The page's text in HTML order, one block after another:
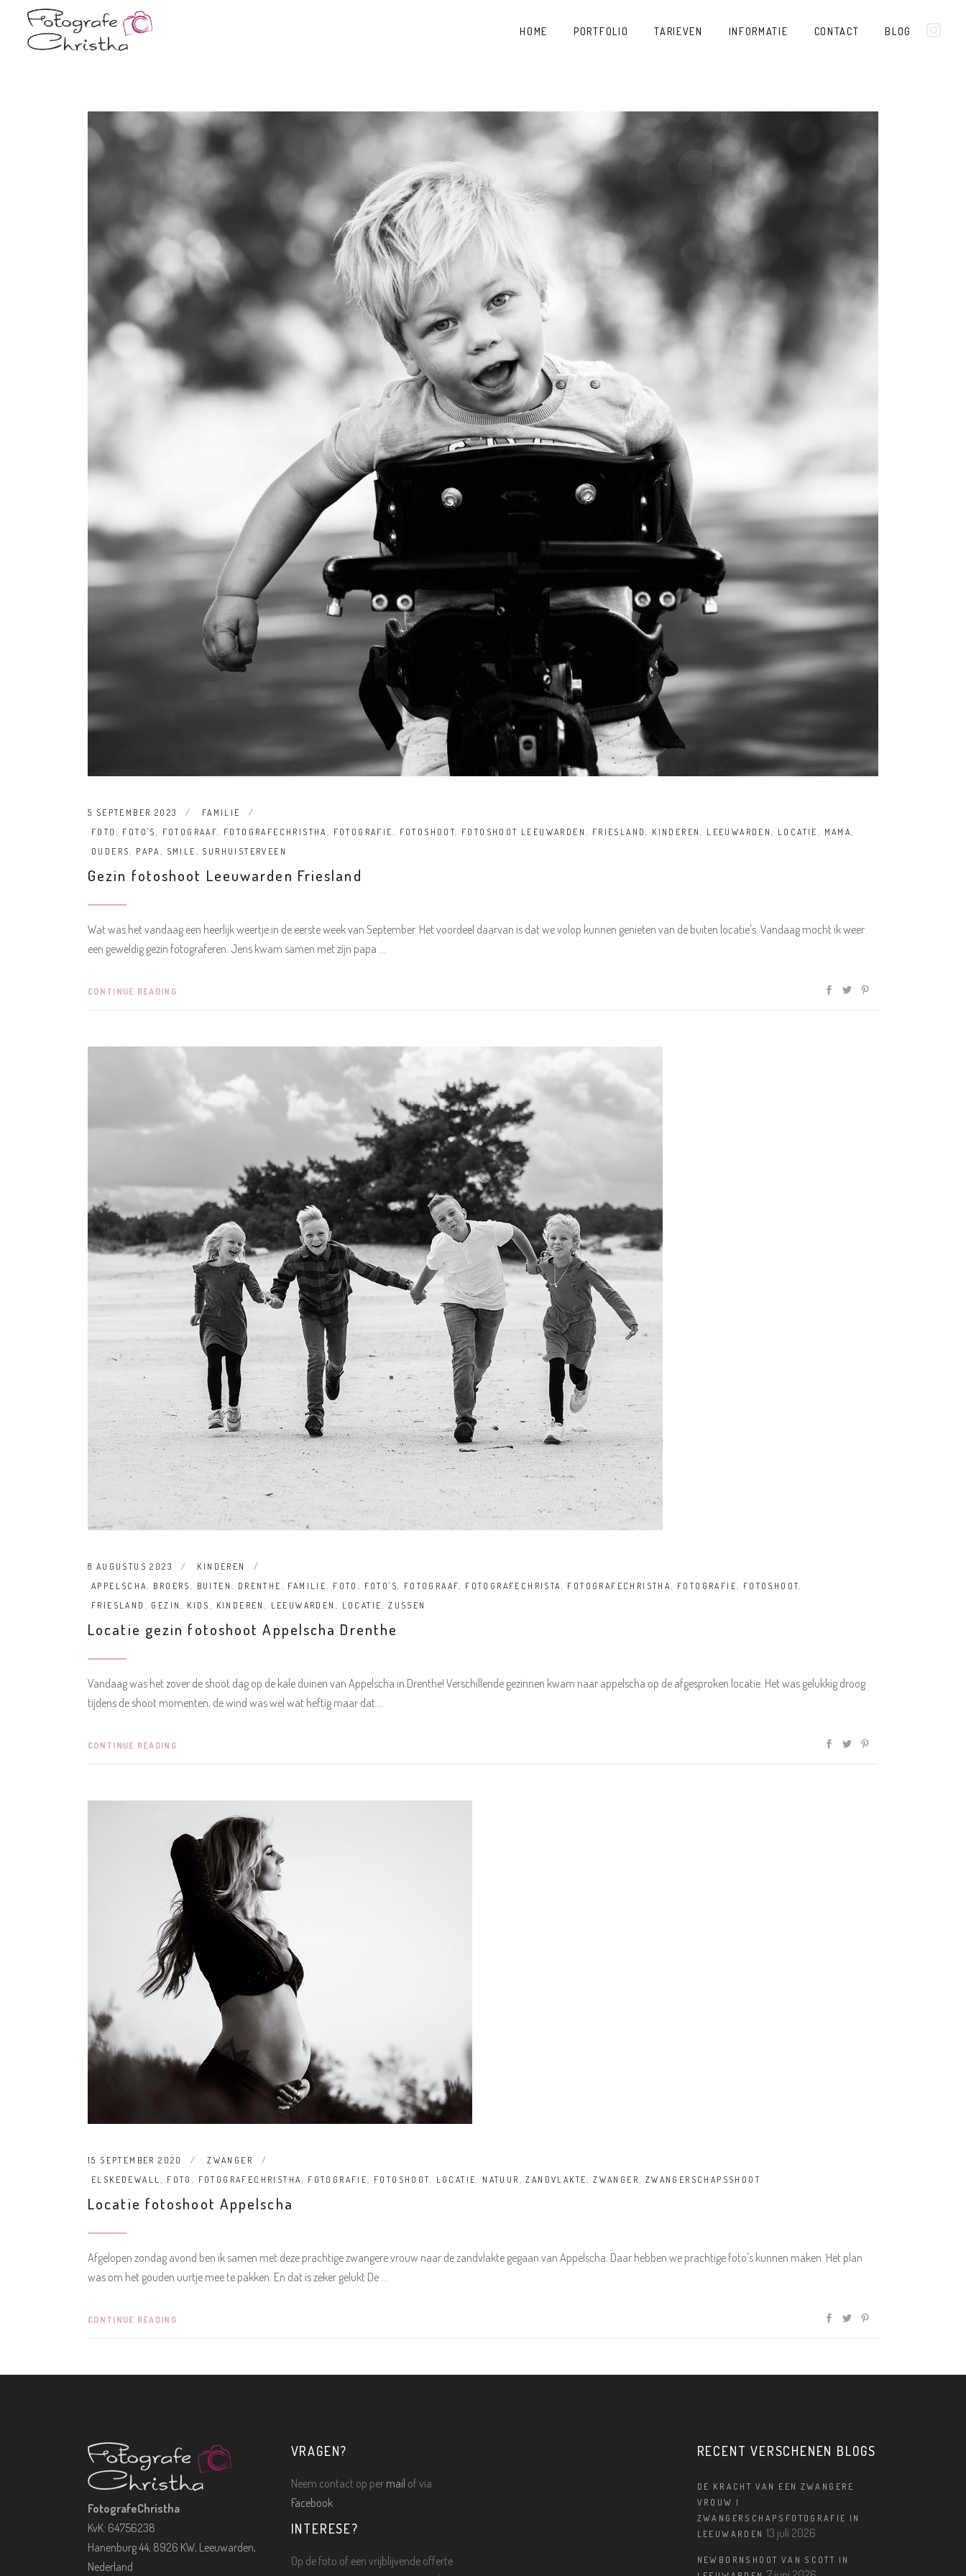
HOME PORTFOLIO TARIEVEN INFORMATIE CONTACT BLOG
5 SEPTEMBER 2023
FAMILIE
FOTO , FOTO'S , FOTOGRAAF, FOTOGRAFECHRISTHA, FOTOGRAFIE , FOTOSHOOT, FOTOSHOOT LEEUWARDEN , FRIESLAND, KINDEREN, LEEUWARDEN, LOCATIE , MAMA,
OUDERS, PAPA, SMILE , SURHUISTERVEEN
Gezin fotoshoot Leeuwarden Friesland
Wat was het vandaag een heerlijk weertje in de eerste week van September. Het voordeel daarvan is dat we volop kunnen genieten van de buiten locatie's. Vandaag mocht ik weer
een geweldig gezin fotograferen. Jens kwam samen met zijn papa
CONTINUE READING
8 AUGUSTUS 2023
KINDEREN
APPELSCHA, BROERS , BUITEN, DRENTHE , FAMILIE, FOTO , FOTO'S, FOTOGRAAF, FOTOGRAFECHRISTA, FOTOGRAFECHRISTHA, FOTOGRAFIE, FOTOSHOOT,
FRIESLAND , GEZIN, KIDS , KINDEREN , LEEUWARDEN , LOCATIE,ZUSSEN
Locatie gezin fotoshoot Appelscha Drenthe
Vandaag was het zover de shoot dag op de kale duinen van Appelscha in Drenthe! Verschillende gezinnen kwam naar appelscha op de afgesproken locatie. Het was gelukkig droog
tijdens de shoot momenten, de wind was wel wat heftig maar dat
CONTINUE READING
15 SEPTEMBER 2020
ZWANGER
ELSKEDEWALL, FOTO , FOTOGRAFECHRISTHA, FOTOGRAFIE, FOTOSHOOT, LOCATIE, NATUUR ,ZANDVLAKTE,ZWANGER, ZWANGERSCHAPSSHOOT
Locatie fotoshoot Appelscha
Afgelopen zondag avond ben ik samen met deze prachtige zwangere vrouw naar de zandvlakte gegaan van Appelscha. Daar hebben we prachtige foto's kunnen maken. Het plan
was om het gouden uurtje mee te pakken. En dat is zeker gelukt De
CONTINUE READING
FotografeChristha
KvK: 64756238
Hanenburg 44, 8926 KW, Leeuwarden,
Nederland
VRAGEN?
Neem contact op per mail of via
Facebook
INTERESE?
Op de foto of een vrijblijvende offerte
RECENT VERSCHENEN BLOGS
DE KRACHT VAN EEN ZWANGERE
VROUW |
ZWANGERSCHAPSFOTOGRAFIE IN
LEEUWARDEN 13 juli 2026
NEWBORNSHOOT VAN SCOTT IN